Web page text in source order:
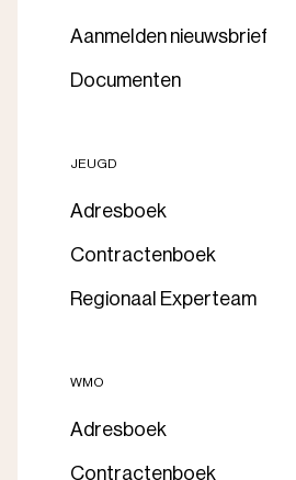
Aanmelden nieuwsbrief
Documenten
JEUGD
Adresboek
Contractenboek
Regionaal Experteam
WMO
Adresboek
Contractenboek